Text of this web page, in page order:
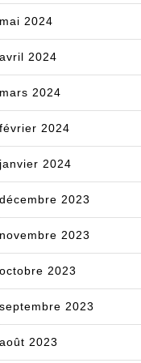
mai 2024
avril 2024
mars 2024
février 2024
janvier 2024
décembre 2023
novembre 2023
octobre 2023
septembre 2023
août 2023